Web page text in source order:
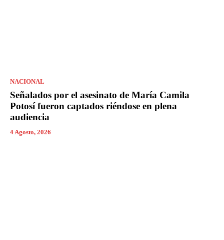
NACIONAL
Señalados por el asesinato de María Camila
Potosí fueron captados riéndose en plena
audiencia
4 Agosto, 2026